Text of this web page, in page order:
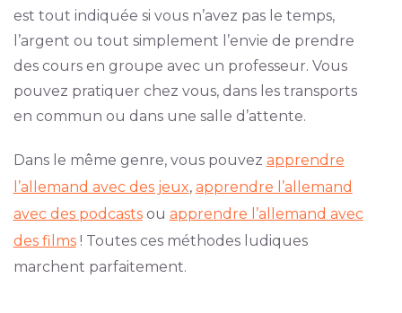
est tout indiquée si vous n’avez pas le temps,
l’argent ou tout simplement l’envie de prendre
des cours en groupe avec un professeur. Vous
pouvez pratiquer chez vous, dans les transports
en commun ou dans une salle d’attente.
Dans le même genre, vous pouvez apprendre
l’allemand avec des jeux, apprendre l’allemand
avec des podcastsou apprendre l’allemand avec
des films! Toutes ces méthodes ludiques
marchent parfaitement.